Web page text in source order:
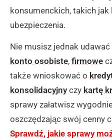
konsumenckich, takich jak
ubezpieczenia.
Nie musisz jednak
konto osobiste, firmowe
także wnioskować o
konsolidacyjnyczy kartę
sprawy załatwisz
oszczędzając swój cenny
Sprawdź, jakie sprawy